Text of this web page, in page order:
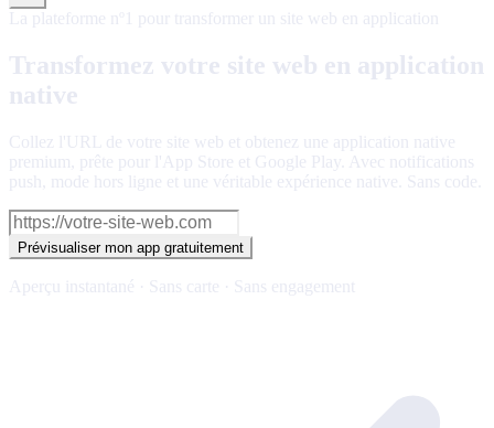
La plateforme nº1 pour transformer un site web en application
Transformez votre site web en application
native
Collez l'URL de votre site web et obtenez une application native
premium, prête pour l'App Store et Google Play. Avec notifications
push, mode hors ligne et une véritable expérience native. Sans code.
Prévisualiser mon app gratuitement
Aperçu instantané · Sans carte · Sans engagement